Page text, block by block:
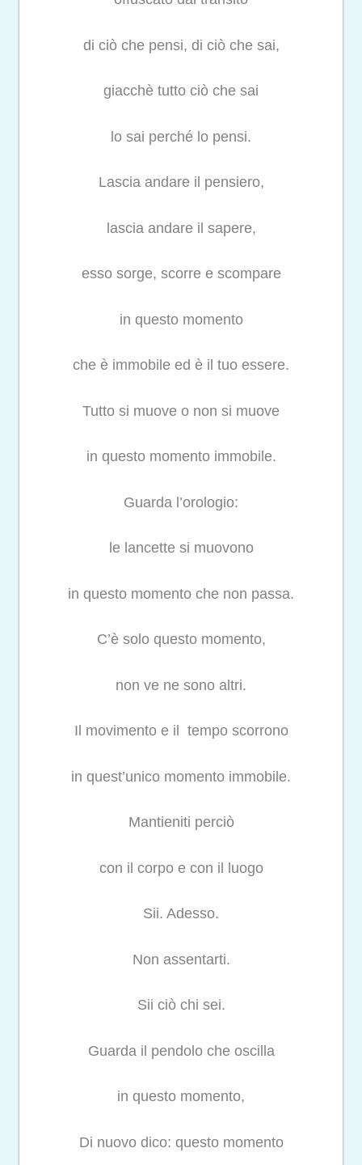
di ciò che pensi, di ciò che sai,
giacchè tutto ciò che sai
lo sai perché lo pensi.
Lascia andare il pensiero,
lascia andare il sapere,
esso sorge, scorre e scompare
in questo momento
che è immobile ed è il tuo essere.
Tutto si muove o non si muove
in questo momento immobile.
Guarda l’orologio:
le lancette si muovono
in questo momento che non passa.
C’è solo questo momento,
non ve ne sono altri.
Il movimento e il tempo scorrono
in quest’unico momento immobile.
Mantieniti perciò
con il corpo e con il luogo
Sii. Adesso.
Non assentarti.
Sii ciò chi sei.
Guarda il pendolo che oscilla
in questo momento,
Di nuovo dico: questo momento